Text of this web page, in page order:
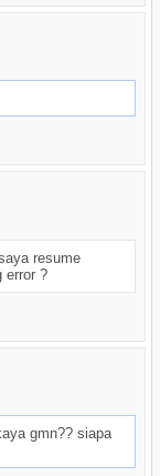
resume
error ?
gmn?? siapa